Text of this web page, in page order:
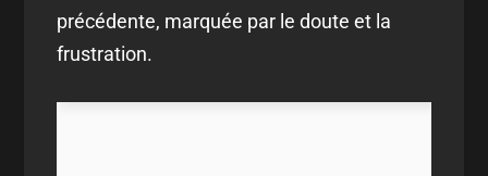
précédente, marquée par le doute et la
frustration.